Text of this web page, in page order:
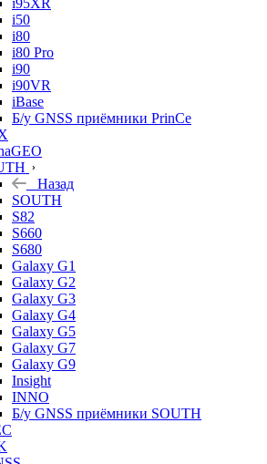
i95XR
i50
i80
i80 Pro
i90
i90VR
iBase
Б/у GNSS приёмники PrinCe
Назад
SOUTH
S82
S660
S680
Galaxy G1
Galaxy G2
Galaxy G3
Galaxy G4
Galaxy G5
Galaxy G7
Galaxy G9
Insight
INNO
Б/у GNSS приёмники SOUTH